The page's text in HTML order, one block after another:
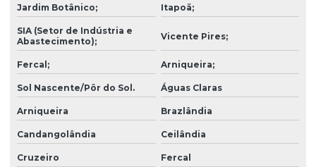
Empresa de engenharia e arquitetura
Empresa de gerenciamento de obras
Empresa de gerenciamento de projetos
Jardim Botânico; Itapoã;
SIA (Setor de Indústria e
Abastecimento);
Vicente Pires;
Fercal; Arniqueira;
Sol Nascente/Pôr do Sol. Águas Claras
Arniqueira Brazlândia
Candangolândia Ceilândia
Cruzeiro Fercal